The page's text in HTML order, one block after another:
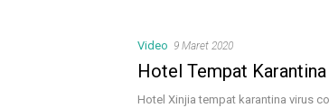
Video 9 Maret 2020
Hotel Tempat
Hotel Xinjia tempat karantina virus